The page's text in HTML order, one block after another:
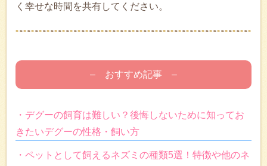
く幸せな時間を共有してください。
– おすすめ記事 –
・デグーの飼育は難しい？後悔しないために知ってお
きたいデグーの性格・飼い方
・ペットとして飼えるネズミの種類5選！特徴や他のネ